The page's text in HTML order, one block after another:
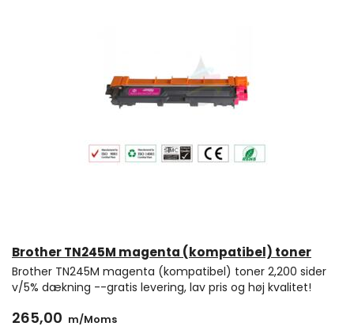
Brother TN245M magenta (kompatibel) toner
Brother TN245M magenta (kompatibel) toner 2,200 sider
v/5% dækning --gratis levering, lav pris og høj kvalitet!
265,00 m/Moms